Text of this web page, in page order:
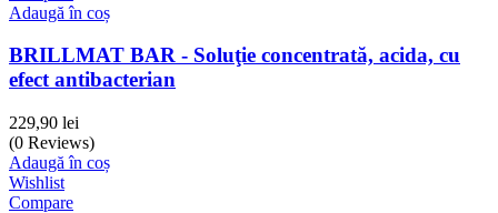
Adaugă în coș
BRILLMAT BAR - Soluţie concentrată, acida, cu
efect antibacterian
229,90 lei
(0 Reviews)
Adaugă în coș
Wishlist
Compare